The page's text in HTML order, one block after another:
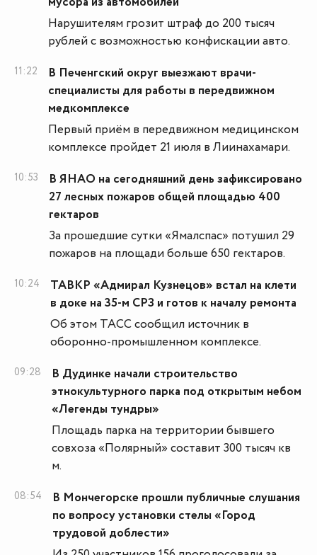
Нарушителям грозит штраф до 200 тысяч
рублей с возможностью конфискации авто.
11:22
В Печенгский округ выезжают врачи-
специалисты для работы в передвижном
медкомплексе
Первый приём в передвижном медицинском
комплексе пройдет 21 июля в Лиинахамари.
10:53
В ЯНАО на сегодняшний день зафиксировано
27 лесных пожаров общей площадью 400
гектаров
За прошедшие сутки «Ямалспас» потушил 29
пожаров на площади больше 650 гектаров.
10:24
ТАВКР «Адмирал Кузнецов» встал на клети
в доке на 35-м СРЗ и готов к началу ремонта
Об этом ТАСС сообщил источник в
оборонно-промышленном комплексе.
09:28
В Дудинке начали строительство
этнокультурного парка под открытым небом
«Легенды тундры»
Площадь парка на территории бывшего
совхоза «Полярный» составит 300 тысяч кв
м.
08:54
В Мончегорске прошли публичные слушания
по вопросу установки стелы «Город
трудовой доблести»